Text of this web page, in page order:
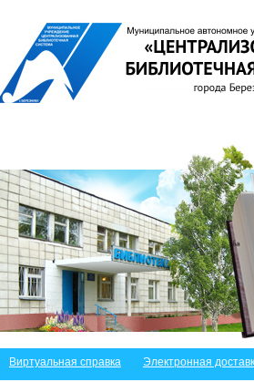
Виртуальная справка Электронная